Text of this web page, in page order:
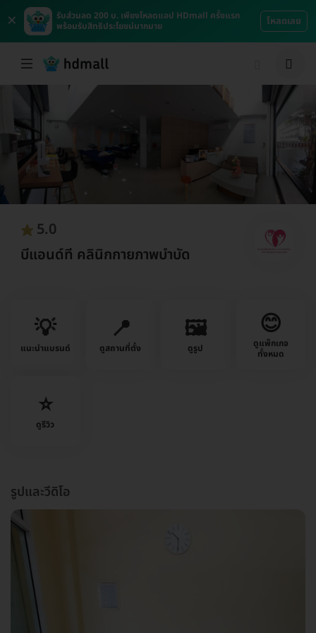
×
รับส่วนลด 200 บ. เพียงโหลดแอป HDmall ครั้งแรก
พร้อมรับสิทธิประโยชน์มากมาย
โหลดเลย
5.0
บีแอนด์ที คลินิกกายภาพบำบัด
💡
แนะนำแบรนด์
📍
ดูสถานที่ตั้ง
🖼️
ดูรูป
😊
ดูแพ็กเกจ
ทั้งหมด
⭐
ดูรีวิว
รูปและวีดิโอ